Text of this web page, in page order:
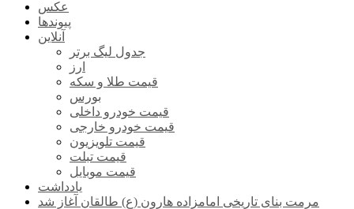
عکس
پیوندها
آنلاین
جدول لیگ برتر
ارز
قیمت طلا و سکه
بورس
قیمت خودرو داخلی
قیمت خودرو خارجی
قیمت تلویزیون
قیمت تبلت
قیمت موبایل
یادداشت
مرمت بنای تاریخی امامزاده هارون (ع) طالقان آغاز شد